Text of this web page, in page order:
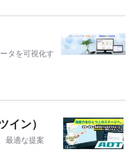
タを可視化す
イン）
最適な提案